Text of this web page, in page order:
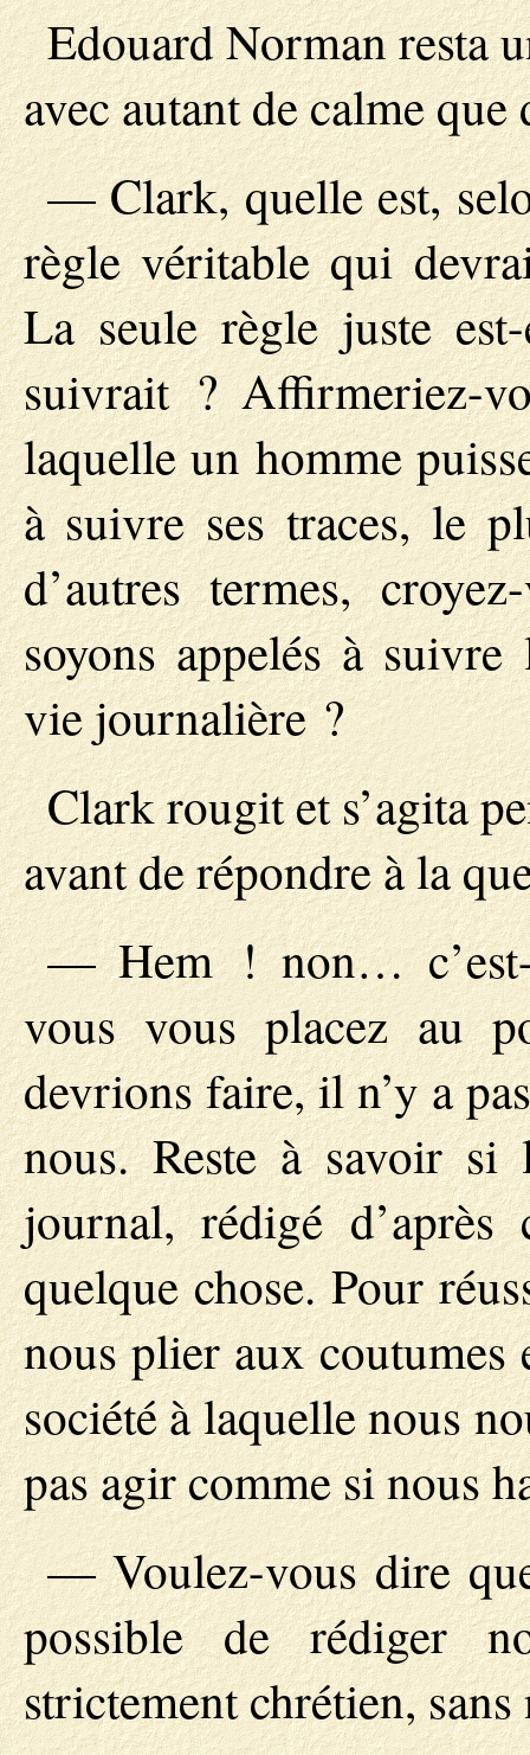
Edouard Norman resta
avec autant de calme que
— Clark, quelle est,
règle véritable qui
La seule règle juste
suivrait ? Affirmeriez-
laquelle un homme
à suivre ses traces, le
d’autres termes,
soyons appelés à suivre
vie journalière ?
Clark rougit et s’agita
avant de répondre à la
— Hem ! non…
vous vous placez au
devrions faire, il n’y a
nous. Reste à savoir
journal, rédigé
quelque chose. Pour
nous plier aux coutumes
société à laquelle nous
pas agir comme si nous
— Voulez-vous dire
possible de rédiger
strictement chrétien,